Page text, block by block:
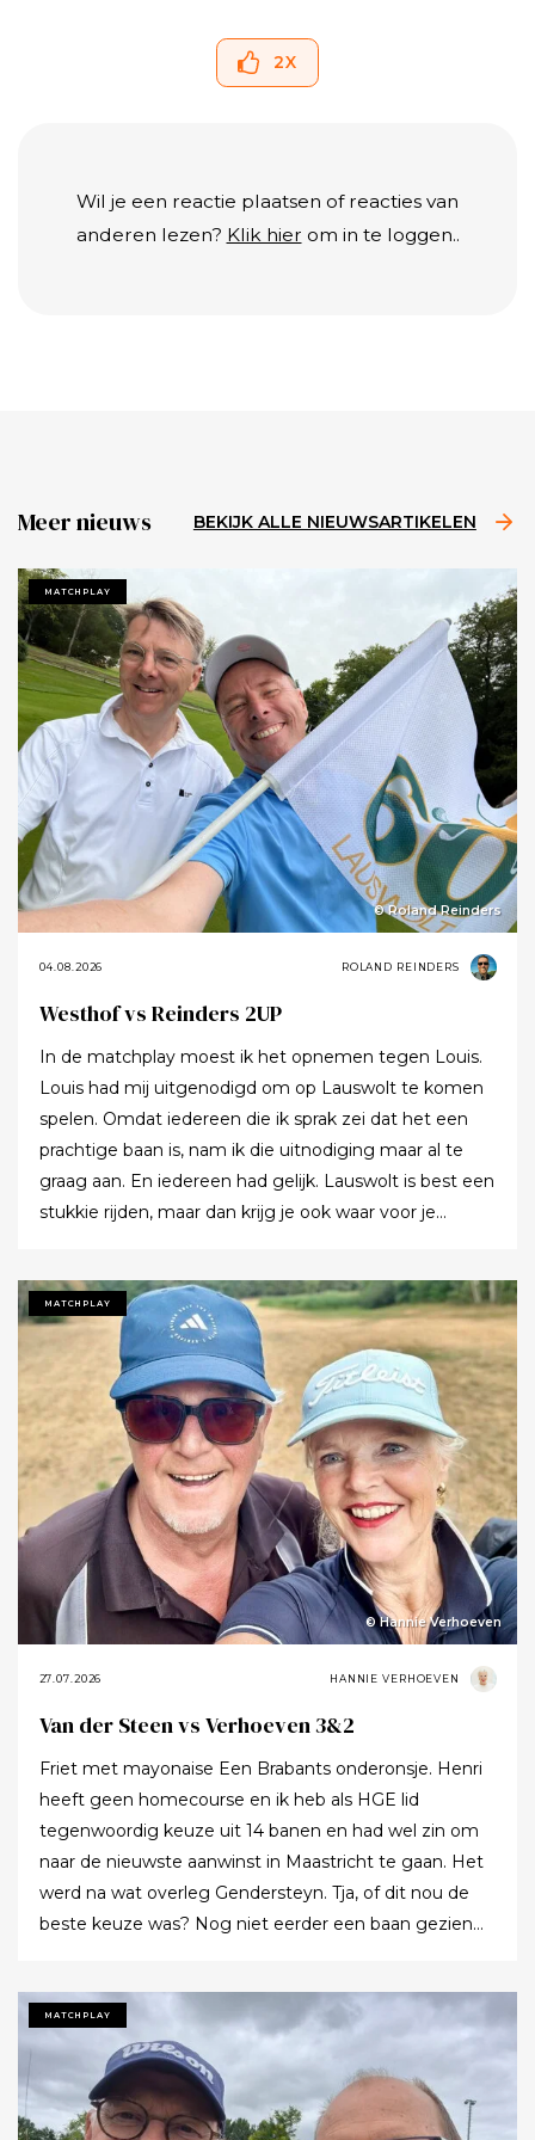
2X
Wil je een reactie plaatsen of reacties van
anderen lezen? Klik hier om in te loggen..
Meer nieuws BEKIJK ALLE NIEUWSARTIKELEN
MATCHPLAY
© Roland Reinders
04.08.2026 ROLAND REINDERS
Westhof vs Reinders 2UP
In de matchplay moest ik het opnemen tegen Louis.
Louis had mij uitgenodigd om op Lauswolt te komen
spelen. Omdat iedereen die ik sprak zei dat het een
prachtige baan is, nam ik die uitnodiging maar al te
graag aan. En iedereen had gelijk. Lauswolt is best een
stukkie rijden, maar dan krijg je ook waar voor je
Tot ik uiteindelijk aankondigde dat ik het nu echt niet
meer ging zeggen.
MATCHPLAY
© Hannie Verhoeven
27.07.2026 HANNIE VERHOEVEN
Van der Steen vs Verhoeven 3&2
Friet met mayonaise Een Brabants onderonsje. Henri
heeft geen homecourse en ik heb als HGE lid
tegenwoordig keuze uit 14 banen en had wel zin om
naar de nieuwste aanwinst in Maastricht te gaan. Het
werd na wat overleg Gendersteyn. Tja, of dit nou de
beste keuze was? Nog niet eerder een baan gezien
voor meer banen? Ze hebben echt hun best gedaan
om de afslagplaatsen en de greens groen te houden
maar dat leverde weer allerlei andere problemen op (
oa drassigheid rondom en op de greens ) dus
MATCHPLAY